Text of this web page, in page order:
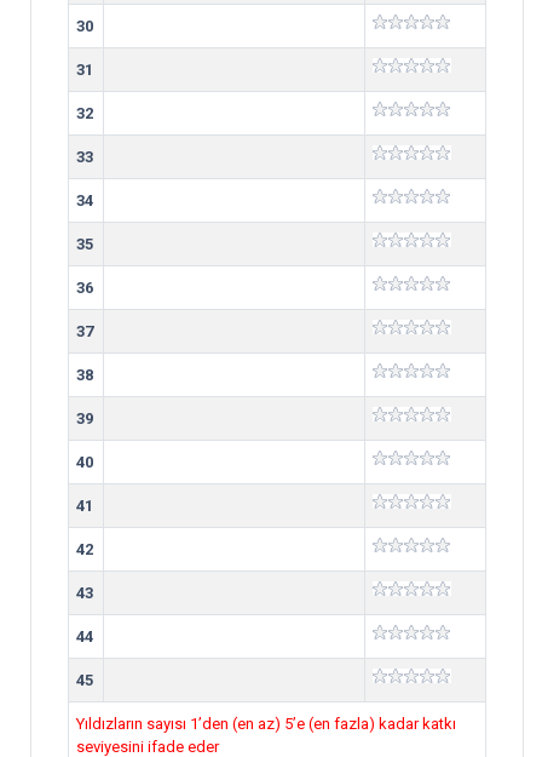
30
31
32
33
34
35
36
37
38
39
40
41
42
43
44
45
Yıldızların sayısı 1’den (en az) 5’e (en fazla) kadar katkı
seviyesini ifade eder